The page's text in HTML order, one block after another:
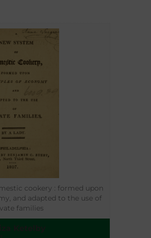
cookery : formed upon
and adapted to the use of
families